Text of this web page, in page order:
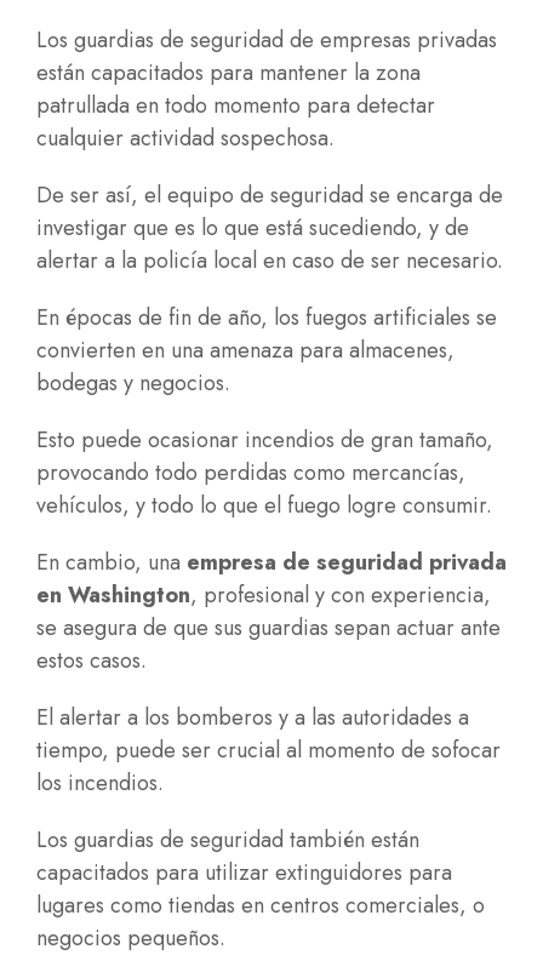
Los guardias de seguridad de empresas privadas
están capacitados para mantener la zona
patrullada en todo momento para detectar
cualquier actividad sospechosa.
De ser así, el equipo de seguridad se encarga de
investigar que es lo que está sucediendo, y de
alertar a la policía local en caso de ser necesario.
En épocas de fin de año, los fuegos artificiales se
convierten en una amenaza para almacenes,
bodegas y negocios.
Esto puede ocasionar incendios de gran tamaño,
provocando todo perdidas como mercancías,
vehículos, y todo lo que el fuego logre consumir.
En cambio, una empresa de seguridad privada
en Washington, profesional y con experiencia,
se asegura de que sus guardias sepan actuar ante
estos casos.
El alertar a los bomberos y a las autoridades a
tiempo, puede ser crucial al momento de sofocar
los incendios.
Los guardias de seguridad también están
capacitados para utilizar extinguidores para
lugares como tiendas en centros comerciales, o
negocios pequeños.